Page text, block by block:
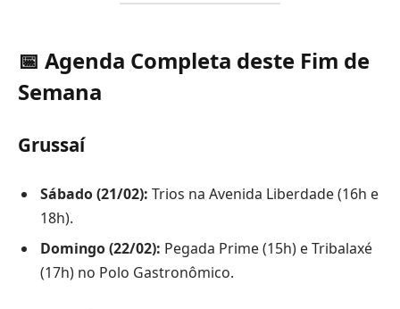
📅 Agenda Completa deste Fim de
Semana
Grussaí
Sábado (21/02): Trios na Avenida Liberdade (16h e
18h).
Domingo (22/02): Pegada Prime (15h) e Tribalaxé
(17h) no Polo Gastronômico.